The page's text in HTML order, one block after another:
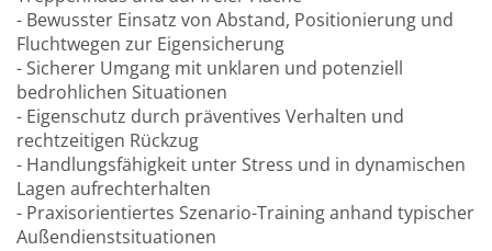
- Bewusster Einsatz von Abstand, Positionierung und
Fluchtwegen zur Eigensicherung
- Sicherer Umgang mit unklaren und potenziell
bedrohlichen Situationen
- Eigenschutz durch präventives Verhalten und
rechtzeitigen Rückzug
- Handlungsfähigkeit unter Stress und in dynamischen
Lagen aufrechterhalten
- Praxisorientiertes Szenario-Training anhand typischer
Außendienstsituationen